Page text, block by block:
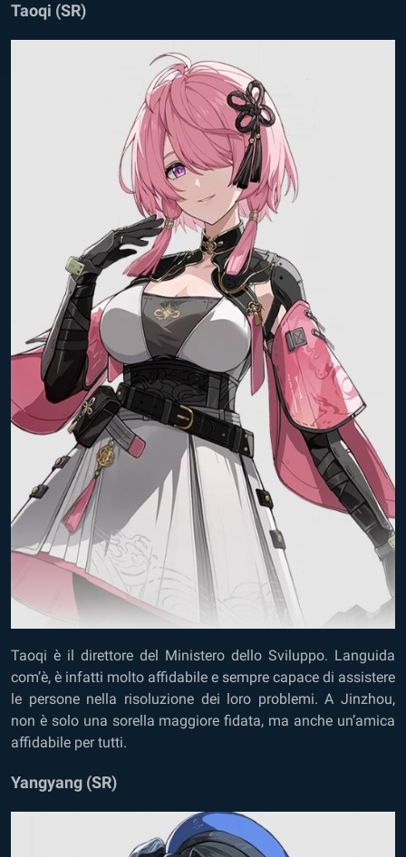
Taoqi (SR)
Taoqi è il direttore del Ministero dello Sviluppo. Languida
com’è, è infatti molto affidabile e sempre capace di assistere
le persone nella risoluzione dei loro problemi. A Jinzhou,
non è solo una sorella maggiore fidata, ma anche un’amica
affidabile per tutti.
Yangyang (SR)